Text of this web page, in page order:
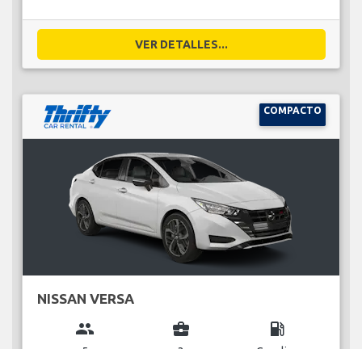
VER DETALLES...
COMPACTO
NISSAN VERSA
group business_center local_gas_station